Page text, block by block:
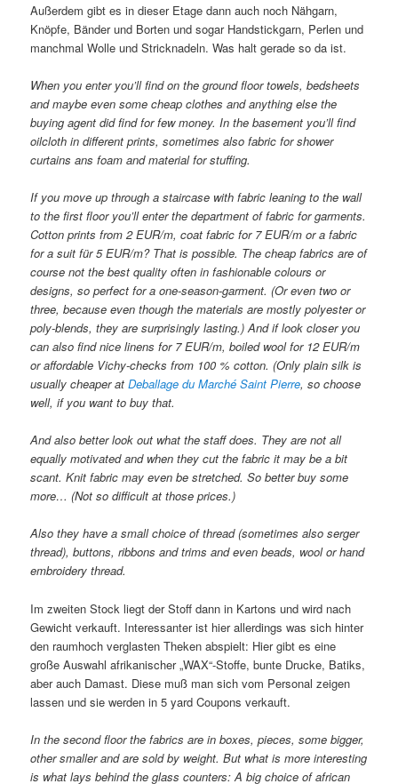
Außerdem gibt es in dieser Etage dann auch noch Nähgarn,
Knöpfe, Bänder und Borten und sogar Handstickgarn, Perlen und
manchmal Wolle und Stricknadeln. Was halt gerade so da ist.
When you enter you’ll find on the ground floor towels, bedsheets
and maybe even some cheap clothes and anything else the
buying agent did find for few money. In the basement you’ll find
oilcloth in different prints, sometimes also fabric for shower
curtains ans foam and material for stuffing.
If you move up through a staircase with fabric leaning to the wall
to the first floor you’ll enter the department of fabric for garments.
Cotton prints from 2 EUR/m, coat fabric for 7 EUR/m or a fabric
for a suit für 5 EUR/m? That is possible. The cheap fabrics are of
course not the best quality often in fashionable colours or
designs, so perfect for a one-season-garment. (Or even two or
three, because even though the materials are mostly polyester or
poly-blends, they are surprisingly lasting.) And if look closer you
can also find nice linens for 7 EUR/m, boiled wool for 12 EUR/m
or affordable Vichy-checks from 100 % cotton. (Only plain silk is
usually cheaper atDeballage du Marché Saint Pierre, so choose
well, if you want to buy that.
And also better look out what the staff does. They are not all
equally motivated and when they cut the fabric it may be a bit
scant. Knit fabric may even be stretched. So better buy some
more… (Not so difficult at those prices.)
Also they have a small choice of thread (sometimes also serger
thread), buttons, ribbons and trims and even beads, wool or hand
embroidery thread.
Im zweiten Stock liegt der Stoff dann in Kartons und wird nach
Gewicht verkauft. Interessanter ist hier allerdings was sich hinter
den raumhoch verglasten Theken abspielt: Hier gibt es eine
große Auswahl afrikanischer „WAX“-Stoffe, bunte Drucke, Batiks,
aber auch Damast. Diese muß man sich vom Personal zeigen
lassen und sie werden in 5 yard Coupons verkauft.
In the second floor the fabrics are in boxes, pieces, some bigger,
other smaller and are sold by weight. But what is more interesting
is what lays behind the glass counters: A big choice of african